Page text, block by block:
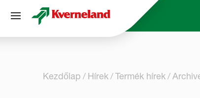
Kezdőlap Hírek Termék hírek
Süti preferenciák